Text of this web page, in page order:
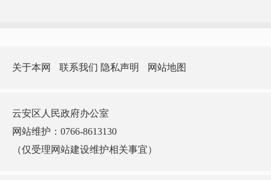
关于本网 联系我们 隐私声明 网站地图
云安区人民政府办公室
网站维护：0766-8613130
（仅受理网站建设维护相关事宜）